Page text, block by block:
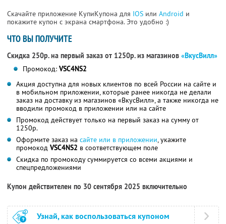
Скачайте приложение КупиКупона для IOS или Android и
покажите купон с экрана смартфона. Это удобно :)
ЧТО ВЫ ПОЛУЧИТЕ
Скидка 250р. на первый заказ от 1250р. из магазинов «ВкусВилл»
Промокод: VSC4NS2
Акция доступна для новых клиентов по всей России на сайте и
в мобильном приложении, которые ранее никогда не делали
заказ на доставку из магазинов «ВкусВилл», а также никогда не
вводили промокод в приложении или на сайте
Промокод действует только на первый заказ на сумму от
1250р.
Оформите заказ на сайте или в приложении, укажите
промокод VSC4NS2 в соответствующем поле
Скидка по промокоду суммируется со всеми акциями и
спецпредложениями
Купон действителен по 30 сентября 2025 включительно
Узнай, как воспользоваться купоном